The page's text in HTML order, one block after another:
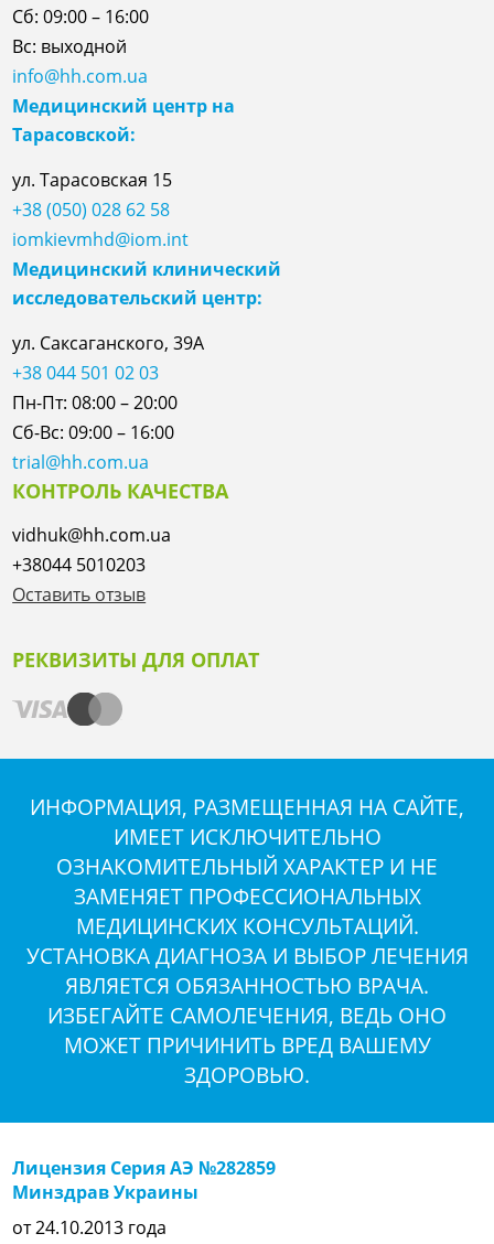
Сб: 09:00 – 16:00
Вс: выходной
info@hh.com.ua
Медицинский центр на
Тарасовской:
ул.Тарасовская 15
+38 (050) 028 62 58
iomkievmhd@iom.int
Медицинский клинический
исследовательский центр:
ул. Саксаганского, 39А
+38 044 501 02 03
Пн-Пт: 08:00 – 20:00
Сб-Вс: 09:00 – 16:00
trial@hh.com.ua
КОНТРОЛЬ КАЧЕСТВА
vidhuk@hh.com.ua
+38044 5010203
Оставить отзыв
РЕКВИЗИТЫ ДЛЯ ОПЛАТ
ИНФОРМАЦИЯ, РАЗМЕЩЕННАЯ НА САЙТЕ,
ИМЕЕТ ИСКЛЮЧИТЕЛЬНО
ОЗНАКОМИТЕЛЬНЫЙ ХАРАКТЕР И НЕ
ЗАМЕНЯЕТ ПРОФЕССИОНАЛЬНЫХ
МЕДИЦИНСКИХ КОНСУЛЬТАЦИЙ.
УСТАНОВКА ДИАГНОЗА И ВЫБОР ЛЕЧЕНИЯ
ЯВЛЯЕТСЯ ОБЯЗАННОСТЬЮ ВРАЧА.
ИЗБЕГАЙТЕ САМОЛЕЧЕНИЯ, ВЕДЬ ОНО
МОЖЕТ ПРИЧИНИТЬ ВРЕД ВАШЕМУ
ЗДОРОВЬЮ.
Лицензия Серия АЭ №282859
Минздрав Украины
от 24.10.2013 года